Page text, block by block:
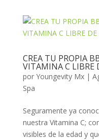
CREA TU PROPIA
VITAMINA C LIBRE
por Youngevity Mx|
Spa
Seguramente ya
nuestra Vitamina C;
visibles de la edad y